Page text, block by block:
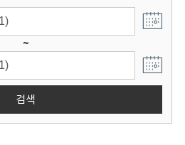
~
검색